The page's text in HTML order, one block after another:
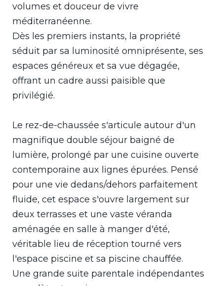
volumes et douceur de vivre
méditerranéenne.
Dès les premiers instants, la propriété
séduit par sa luminosité omniprésente, ses
espaces généreux et sa vue dégagée,
offrant un cadre aussi paisible que
privilégié.
Le rez-de-chaussée s'articule autour d'un
magnifique double séjour baigné de
lumière, prolongé par une cuisine ouverte
contemporaine aux lignes épurées. Pensé
pour une vie dedans/dehors parfaitement
fluide, cet espace s'ouvre largement sur
deux terrasses et une vaste véranda
aménagée en salle à manger d'été,
véritable lieu de réception tourné vers
l'espace piscine et sa piscine chauffée.
Une grande suite parentale indépendantes